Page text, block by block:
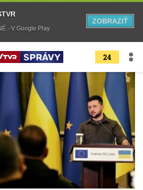
24
- V Google Play
ZOBRAZIŤ